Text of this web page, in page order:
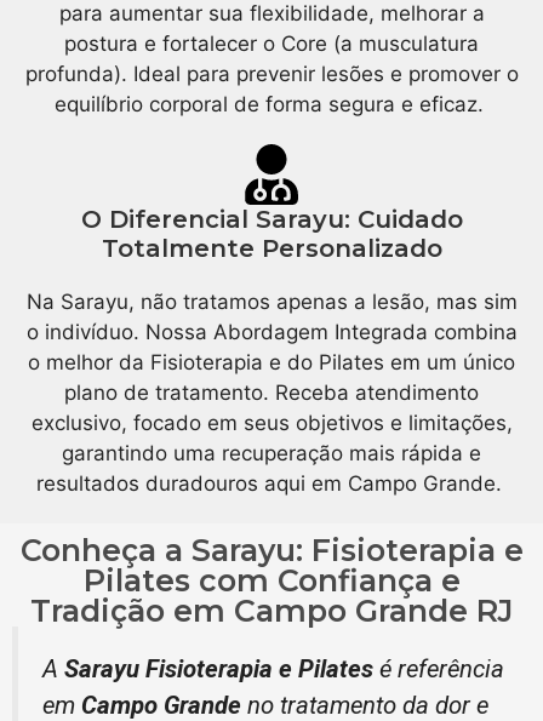
para aumentar sua flexibilidade, melhorar a
postura e fortalecer o Core (a musculatura
profunda). Ideal para prevenir lesões e promover o
equilíbrio corporal de forma segura e eficaz.
O Diferencial Sarayu: Cuidado
Totalmente Personalizado
Na Sarayu, não tratamos apenas a lesão, mas sim
o indivíduo. Nossa Abordagem Integrada combina
o melhor da Fisioterapia e do Pilates em um único
plano de tratamento. Receba atendimento
exclusivo, focado em seus objetivos e limitações,
garantindo uma recuperação mais rápida e
resultados duradouros aqui em Campo Grande.
Conheça a Sarayu: Fisioterapia e
Pilates com Confiança e
Tradição em Campo Grande RJ
A Sarayu Fisioterapia e Pilates é referência
em Campo Grande no tratamento da dor e